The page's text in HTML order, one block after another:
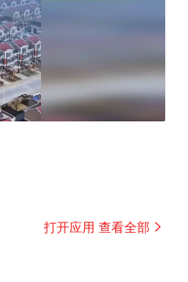
打开应用 查看全部